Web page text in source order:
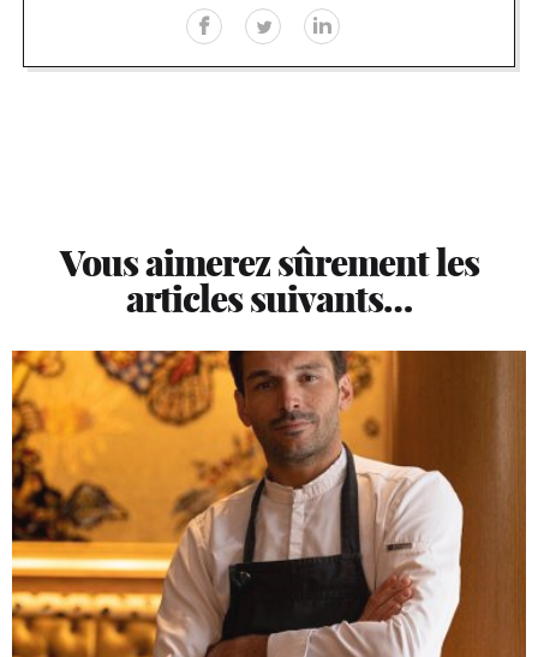
Vous aimerez sûrement les
articles suivants…